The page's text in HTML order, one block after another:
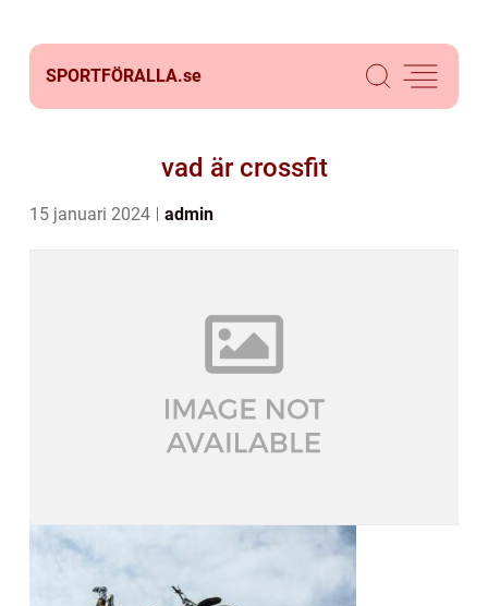
SPORTFÖRALLA.se
vad är crossfit
15 januari 2024 admin